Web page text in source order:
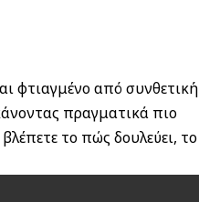
φτιαγμένο από συνθετική
πραγματικά πιο
το πώς δουλεύει, το